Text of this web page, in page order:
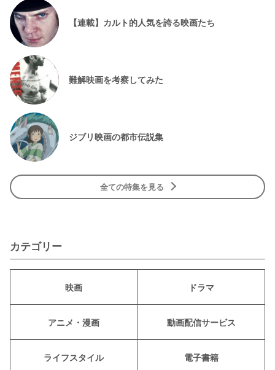
【連載】カルト的人気を誇る映画たち
難解映画を考察してみた
ジブリ映画の都市伝説集
全ての特集を見る
カテゴリー
映画 ドラマ
アニメ・漫画 動画配信サービス
ライフスタイル 電子書籍